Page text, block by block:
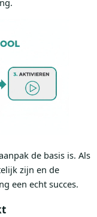
de basis is. Als
zijn en de
een echt succes.